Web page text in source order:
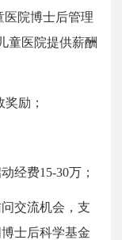
医院博士后管理
童医院提供薪酬
奖励 ；
经费15-30万；
交流机会，支
士后科学基金